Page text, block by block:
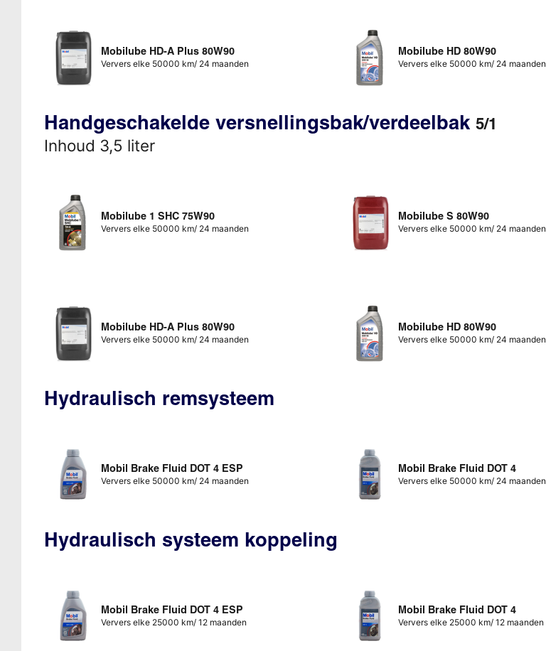
Mobilube HD-A Plus 80W90
Ververs elke 50000 km/ 24 maanden
Mobilube HD 80W90
Ververs elke 50000 km/ 24 maanden
Handgeschakelde versnellingsbak/verdeelbak 5/1
Inhoud 3,5 liter
Mobilube 1 SHC 75W90
Ververs elke 50000 km/ 24 maanden
Mobilube S 80W90
Ververs elke 50000 km/ 24 maanden
Mobilube HD-A Plus 80W90
Ververs elke 50000 km/ 24 maanden
Mobilube HD 80W90
Ververs elke 50000 km/ 24 maanden
Hydraulisch remsysteem
Mobil Brake Fluid DOT 4 ESP
Ververs elke 50000 km/ 24 maanden
Mobil Brake Fluid DOT 4
Ververs elke 50000 km/ 24 maanden
Hydraulisch systeem koppeling
Mobil Brake Fluid DOT 4 ESP
Ververs elke 25000 km/ 12 maanden
Mobil Brake Fluid DOT 4
Ververs elke 25000 km/ 12 maanden